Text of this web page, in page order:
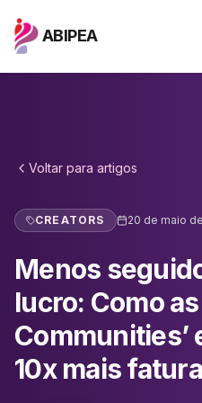
ABIPEA
Voltar para artigos
CREATORS 20 de maio
Menos
lucro: Como as
Communities’
10x mais